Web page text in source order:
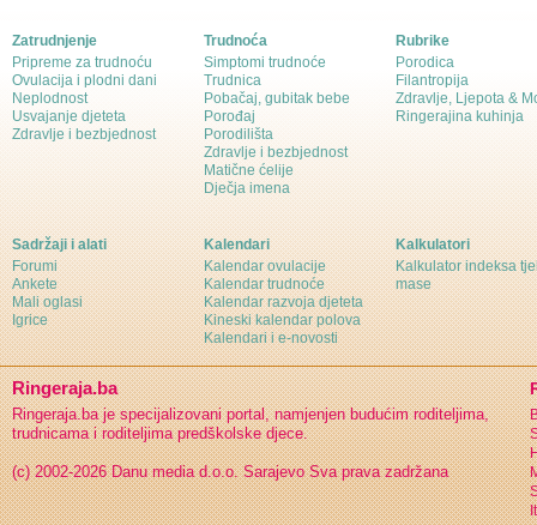
Zatrudnjenje
Pripreme za trudnoću
Ovulacija i plodni dani
Neplodnost
Usvajanje djeteta
Zdravlje i bezbjednost
Trudnoća
Simptomi trudnoće
Trudnica
Pobačaj, gubitak bebe
Porođaj
Porodilišta
Zdravlje i bezbjednost
Matične ćelije
Dječja imena
Rubrike
Porodica
Filantropija
Zdravlje, Ljepota &
Ringerajina kuhinja
Sadržaji i alati
Forumi
Ankete
Mali oglasi
Igrice
Kalendari
Kalendar ovulacije
Kalendar trudnoće
Kalendar razvoja djeteta
Kineski kalendar polova
Kalendari i e-novosti
Kalkulatori
Kalkulator indeksa
mase
Ringeraja.ba
Ringeraja.ba je specijalizovani portal, namjenjen budućim roditeljima,
trudnicama i roditeljima predškolske djece.
(c) 2002-2026 Danu media d.o.o. Sarajevo Sva prava zadržana